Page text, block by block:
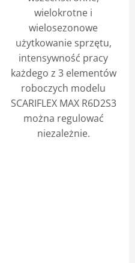
wielokrotne i
wielosezonowe
użytkowanie sprzętu,
intensywność pracy
każdego z 3 elementów
roboczych modelu
SCARIFLEX MAX R6D2S3
można regulować
niezależnie.